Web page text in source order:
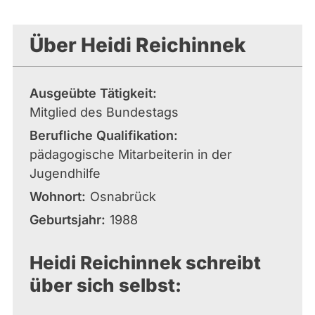
Über Heidi Reichinnek
Ausgeübte Tätigkeit
Mitglied des Bundestags
Berufliche Qualifikation
pädagogische Mitarbeiterin in der
Jugendhilfe
Wohnort
Osnabrück
Geburtsjahr 1988
Heidi Reichinnek schreibt
über sich selbst: